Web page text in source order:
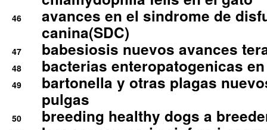
46
avances en el sindrome de
canina(SDC)
47 babesiosis nuevos avances
48 bacterias enteropatogenicas
49
bartonella y otras plagas
pulgas
50 breeding healthy dogs a